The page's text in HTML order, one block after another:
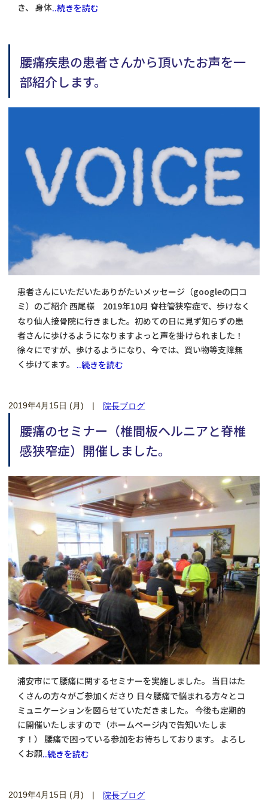
き、 身体..続きを読む
腰痛疾患の患者さんから頂いたお声を一
部紹介します。
患者さんにいただいたありがたいメッセージ（googleの口コ
ミ）のご紹介 西尾様 2019年10月 脊柱管狭窄症で、歩けなく
なり仙人接骨院に行きました。初めての日に見ず知らずの患
者さんに歩けるようになりますよっと声を掛けられました！
徐々にですが、歩けるようになり、今では、買い物等支障無
く歩けてます。 ..続きを読む
2019年4月15日 (月) 院長ブログ
腰痛のセミナー（椎間板ヘルニアと脊椎
感狭窄症）開催しました。
浦安市にて腰痛に関するセミナーを実施しました。 当日はた
くさんの方々がご参加くださり 日々腰痛で悩まれる方々とコ
ミュニケーションを図らせていただきました。 今後も定期的
に開催いたしますので（ホームページ内で告知いたしま
す！） 腰痛で困っている参加をお待ちしております。 よろし
くお願..続きを読む
2019年4月15日 (月) 院長ブログ